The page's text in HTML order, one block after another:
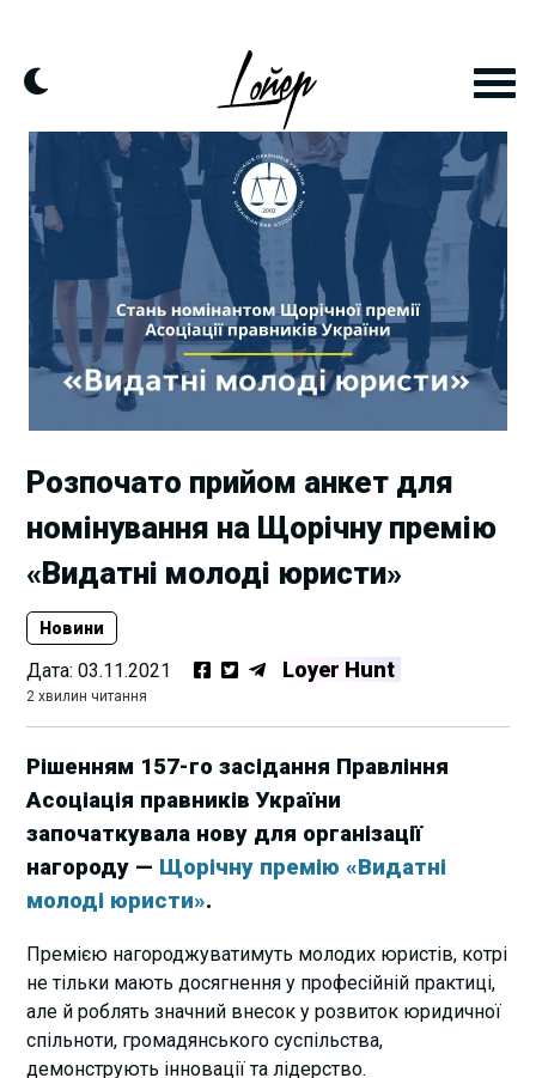
content
Розпочато прийом анкет для
номінування на Щорічну премію
«Видатні молоді юристи»
Новини
Дата:03.11.2021 Loyer Hunt
2 хвилин читання
Рішенням 157-го засідання Правління
Асоціація правників України
започаткувала нову для організації
нагороду — Щорічну премію «Видатні
молоді юристи».
Премією нагороджуватимуть молодих юристів, котрі
нетільки мають досягнення у професійній практиці,
але й роблять значний внесок у розвиток юридичної
спільноти, громадянського суспільства,
демонструють інновації та лідерство.